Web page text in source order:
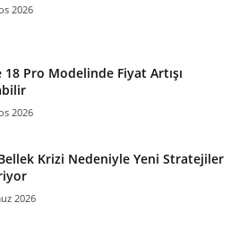
2026
18 Pro Modelinde Fiyat Artışı
2026
Krizi Nedeniyle Yeni Stratejiler
2026